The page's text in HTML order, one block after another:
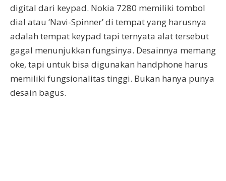
digital dari keypad. Nokia 7280 memiliki tombol
dial atau ‘Navi-Spinner’ di tempat yang harusnya
adalah tempat keypad tapi ternyata alat tersebut
gagal menunjukkan fungsinya. Desainnya memang
oke, tapi untuk bisa digunakan handphone harus
memiliki fungsionalitas tinggi. Bukan hanya punya
desain bagus.